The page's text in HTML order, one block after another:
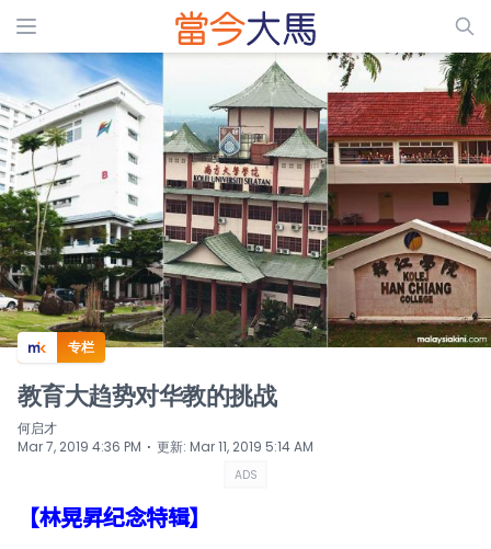
ADS
专栏
教育大趋势对华教的挑战
何启才
Mar 7, 2019 4:36 PM ⋅ 更新: Mar 11, 2019 5:14 AM
ADS
【林晃昇纪念特辑】